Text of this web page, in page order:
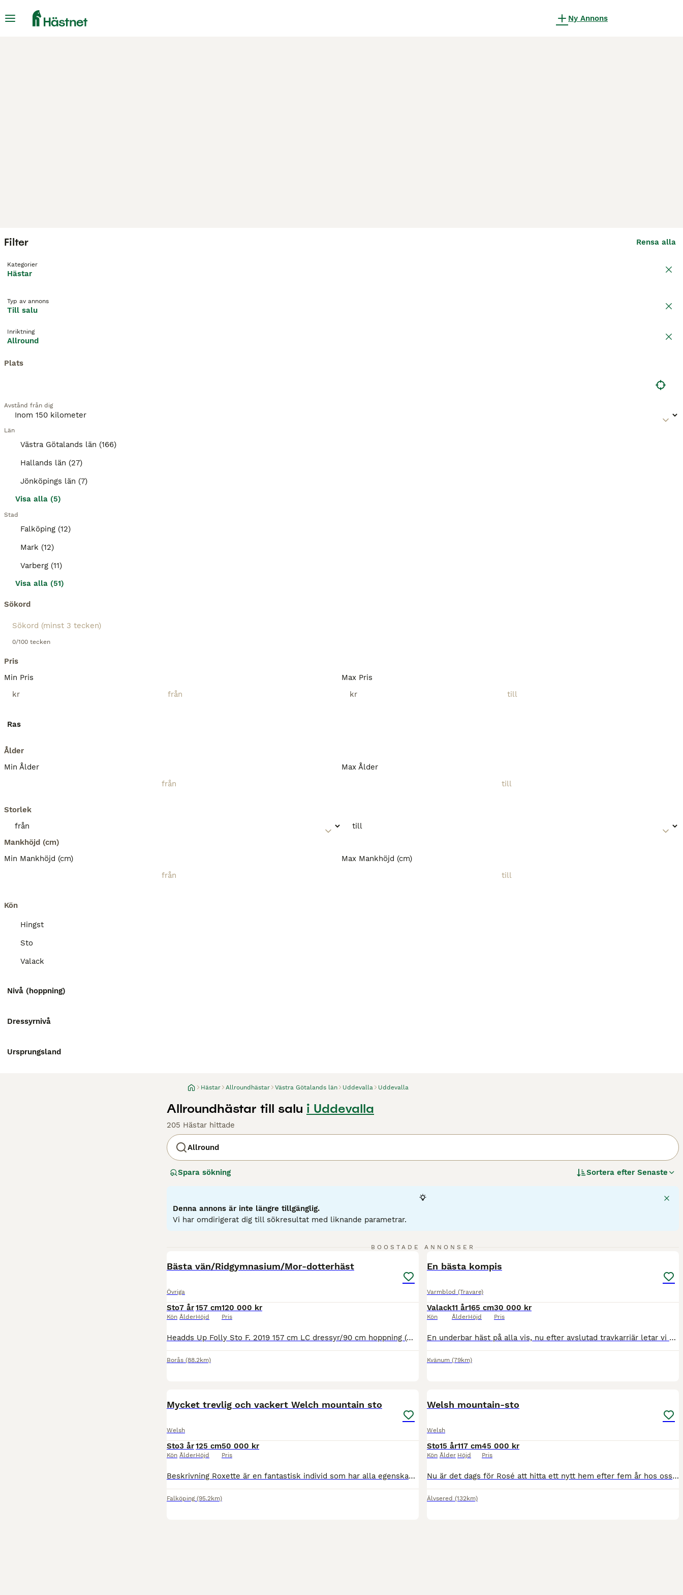
Ny Annons
Filter Rensa alla
Kategorier
Hästar
Typ av annons
Till salu
Inriktning
Allround
Plats
Avstånd från dig
Län
Västra Götalands län (166)
Hallands län (27)
Jönköpings län (7)
Visa alla (5)
Stad
Falköping (12)
Mark (12)
Varberg (11)
Visa alla (51)
Sökord
0/100 tecken
Pris
Min Pris
kr
Max Pris
kr
Ras
Ålder
Min Ålder
Max Ålder
Storlek
Mankhöjd (cm)
Min Mankhöjd (cm)
Max Mankhöjd (cm)
Kön
Hingst
Sto
Valack
Nivå (hoppning)
Dressyrnivå
Ursprungsland
Hästar Allroundhästar Västra Götalands län Uddevalla Uddevalla
Allroundhästar till salu i Uddevalla
205 Hästar hittade
Allround
Spara sökning Sortera efter Senaste
Denna annons är inte längre tillgänglig.
Vi har omdirigerat dig till sökresultat med liknande parametrar.
BOOSTADE ANNONSER
Bästa vän/Ridgymnasium/Mor-dotterhäst
Övriga
Sto
Kön
7 år
Ålder
157 cm
Höjd
120 000 kr
Pris
Headds Up Folly Sto F. 2019 157 cm LC dressyr/90 cm hoppning (med nuvarande styrka) Bästa vän/ridgymnasium/mor-dotterhäst Imp. Irland Ingen betydande skadehistorik Nu letar finaste guldklimpen Folly efter sin nya familj. Väldigt social och trevlig häst, kommer oftast fram i hagen och vill hälsa. Snäll i all hantering, hade dock inte rekommenderat att små barn sk
Borås (88.2km)
En bästa kompis
Varmblod (Travare)
Valack
Kön
11 år
Ålder
165 cm
Höjd
30 000 kr
Pris
En underbar häst på alla vis, nu efter avslutad travkarriär letar vi ett fint förevigt hem åt Balance Rudder. Han är mycket riden men inte utbildad. Ingen skadehistorik säljes hel o frisk till rätt person mvh Ulrika
Kvänum (79km)
Mycket trevlig och vackert Welch mountain sto
Welsh
Sto
Kön
3 år
Ålder
125 cm
Höjd
50 000 kr
Pris
Beskrivning Roxette är en fantastisk individ som har alla egenskaper för att bli/vara en väldigt fin kompis till rätt ryttare där de kommer att utvecklas tillsammans. Vi är vuxna personer som ridit in henne och hon är riden i skritt,trav och gallop både med sadel och barbacka.ungdom som ridit henne och även där snäll och okomplicerad, snäll att rida i skog och mark .Godmod
Falköping (95.2km)
Welsh mountain-sto
Welsh
Sto
Kön
15 år
Ålder
117 cm
Höjd
45 000 kr
Pris
Nu är det dags för Rosé att hitta ett nytt hem efter fem år hos oss när barnen gått över till större ponnyer. Snäll och okomplicerad ponny. Kan gå ensam och i flock. Inga problem att ha själv i stallet. Funkar både på ridbana och uteritter. Går att rida ut på både ensam och i grupp, otittig och trafiksäker. Vår dotter på 10 år rider ut henne själv i alla gångarter. Tävla
Älvsered (132km)